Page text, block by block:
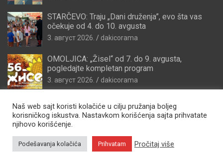
STARČEVO: Traju „Dani druženja”, evo šta vas
očekuje od 4. do 10. avgusta
3. август 2026. dakicorama
OMOLJICA: „Žisel“ od 7. do 9. avgusta,
pogledajte kompletan program
3. август 2026. dakicorama
Copyright © 2026Zdravo Pančevo
Naš web sajt koristi kolačiće u cilju pružanja boljeg
korisničkog iskustva. Nastavkom korišćenja sajta prihvatate
njihovo korišćenje.
Podešavanja kolačića Prihvatam Pročitaj više